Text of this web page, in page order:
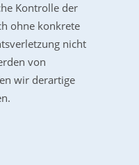
Kontrolle der
ohne konkrete
nicht
von
wir derartige